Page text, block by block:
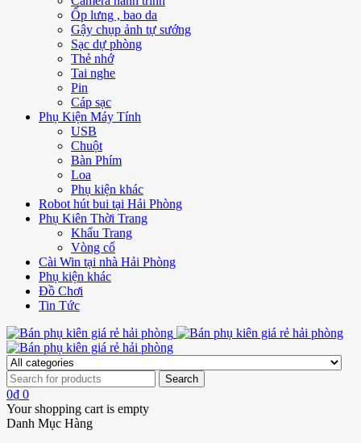
Ốp lưng , bao da
Gậy chụp ảnh tự sướng
Sạc dự phòng
Thẻ nhớ
Tai nghe
Pin
Cáp sạc
Phụ Kiện Máy Tính
USB
Chuột
Bàn Phím
Loa
Phụ kiện khác
Robot hút bui tại Hải Phòng
Phụ Kiên Thời Trang
Khẩu Trang
Vòng cổ
Cài Win tại nhà Hải Phòng
Phụ kiện khác
Đồ Chơi
Tin Tức
0₫ 0
Your shopping cart is empty
Danh Mục Hàng